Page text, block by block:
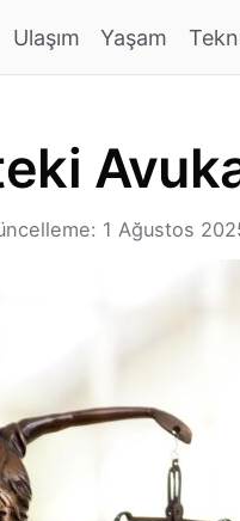
Ulaşım Yaşam
1 Ağustos